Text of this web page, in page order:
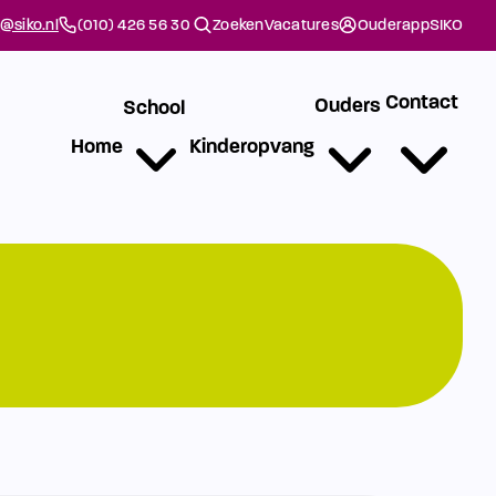
(010) 426 56 30 ZoekenVacatures OuderappSIKO
Home
School
Kinderopvang
Ouders Contact